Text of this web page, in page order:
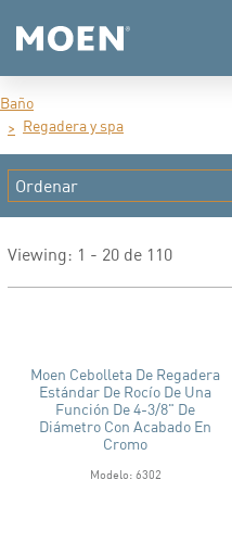
Baño
Regadera y spa
Viewing: 1 - 20 de 110
Moen Cebolleta De Regadera
Estándar De Rocío De Una
Función De 4-3/8" De
Diámetro Con Acabado En
Cromo
Modelo: 6302